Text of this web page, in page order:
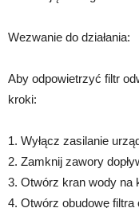
Wezwanie do działania:
Aby odpowietrzyć filtr
kroki:
1. Wyłącz zasilanie
2. Zamknij zawory
3. Otwórz kran wody na
4. Otwórz obudowę